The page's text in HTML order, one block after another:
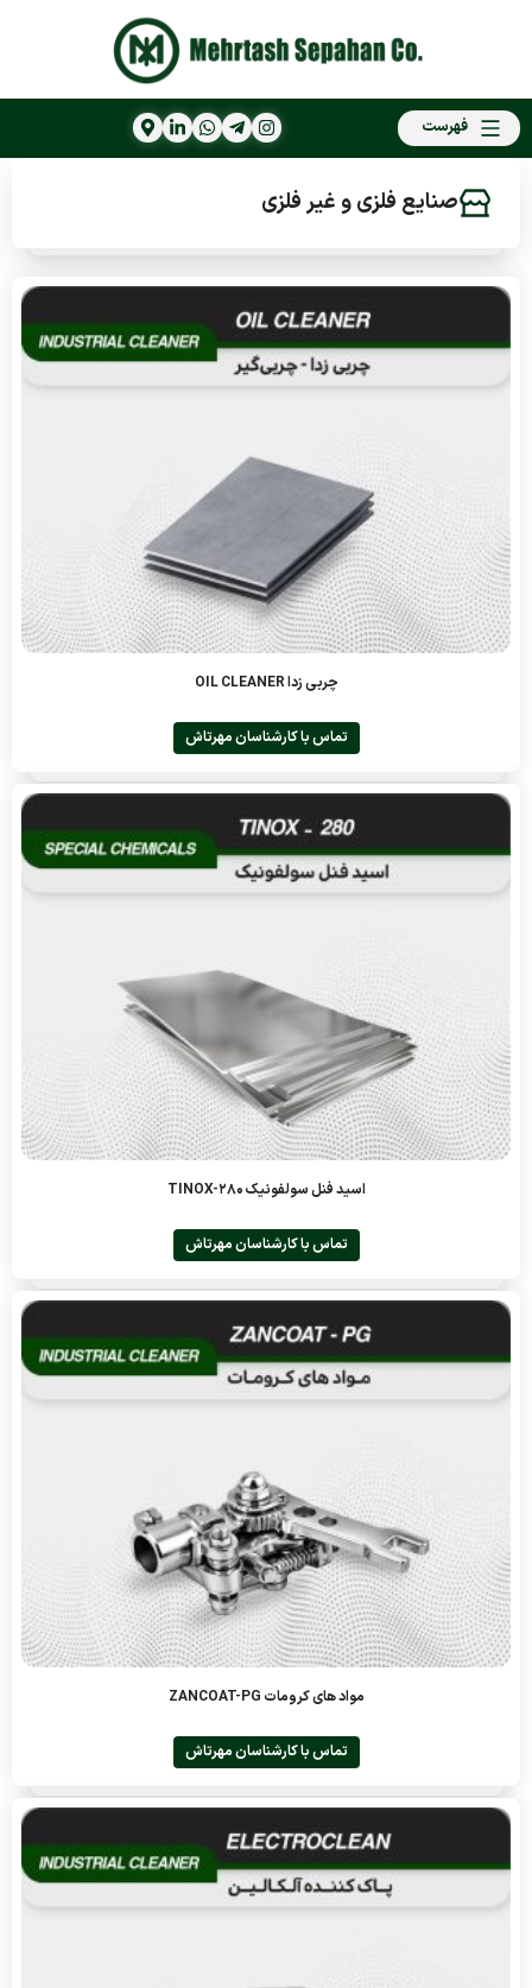
فهرست
صنایع فلزی و غیر فلزی
چربی زدا OIL CLEANER
تماس با کارشناسان مهرتاش
اسید فنل سولفونیک TINOX-280
تماس با کارشناسان مهرتاش
مواد های کرومات ZANCOAT-PG
تماس با کارشناسان مهرتاش